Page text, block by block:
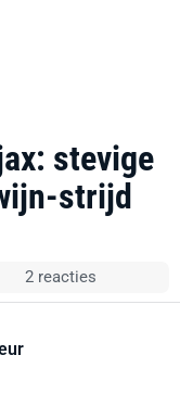
stevige
strijd
2 reacties